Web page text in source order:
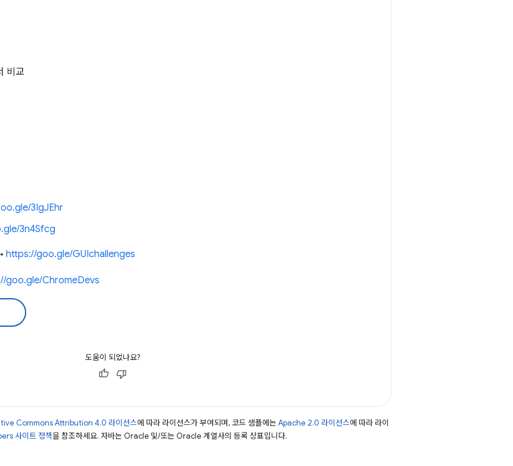
비교
3IgJEhr
3n4Sfcg
https://goo.gle/GUIchallenges
goo.gle/ChromeDevs
도움이 되었나요?
Commons Attribution 4.0 라이선스에 따라 라이선스가 부여되며, 코드 샘플에는 Apache 2.0 라이선스에 따라 라이
사이트 정책을 참조하세요. 자바는 Oracle 및/또는 Oracle 계열사의 등록 상표입니다.